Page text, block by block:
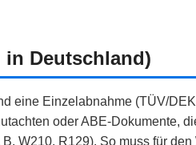
Deutschland)
eine Einzelabnahme (TÜV/
oder ABE-Dokumente,
W210, R129). So muss für